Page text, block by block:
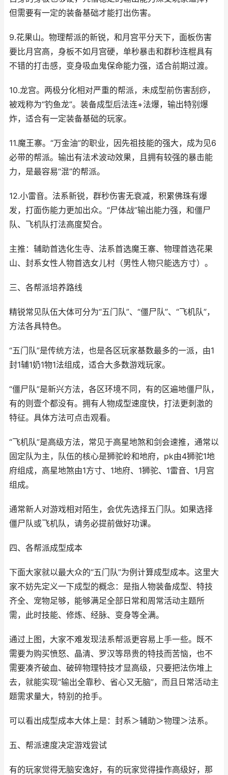
但需要有一定的装备基础才能打出伤害。
9.花果山。物理帮派的新锐，和月宫平分天下，面板伤害
要比月宫高，身板不如月宫硬，单秒暴击和群秒连棍具有
不错的打击感，变身吸血鬼保命能力强，适合前期过渡。
10.龙宫。两极分化相对严重的帮派，未成型前伤害刮痧，
被戏称为“钓鱼龙”。装备成型后法连+法爆，输出特别爆
炸，适合有一定装备基础的玩家。
11.魔王寨。“万金油”的职业，因先祖技能的强大，成为见6
必带的帮派。输出有法术波动效果，且拥有较强的暴击能
力，是最容易“混”的帮派。
12.小雷音。法系新锐，群秒伤害无衰减，积累佛珠有爆
发，打面伤能力更加出众。“尸体战”输出能力强，和僵尸
队、飞机队打法高度契合。
主推：辅助首选化生寺、法系首选魔王寨、物理首选花果
山、封系女性人物首选女儿村（男性人物只能选方寸）。
三、各帮派培养路线
精锐常见队伍大体可分为“五门队”、“僵尸队”、“飞机队”，
方法各具特色。
“五门队”是传统方法，也是各区玩家基数最多的一派，由1
封1辅1奶1物1法组成，适合大多数游戏玩家。
“僵尸队”是新兴方法，各区环境不同，有的区遍地僵尸队，
有的则壹个都没有。拥有人物成型速度快，打法更刺激的
特征。具体方法可点击观看。
“飞机队”是高级方法，常见于高星地煞和剑会速推，通常以
固定队为主，队伍的核心是狮驼岭和地府，pk由4狮驼1地
府组成，高星地煞由1方寸、1地府、1狮驼、1雷音、1月宫
组成。
通常新人对游戏相对陌生，会优先选择五门队。如果选择
僵尸队或飞机队，请务必提前做好功课。
四、各帮派成型成本
下面大家就以最大众的“五门队”为例计算成型成本。这里大
家不妨先定义一下成型的概念：是指人物装备成型、特技
齐全、宠物足够，能够满足全部日常和周常活动主题所
需，此时技能、修炼、经脉、变身等全满。
通过上图，大家不难发现法系帮派更容易上手一些。既不
需要为购买愤怒、晶清、罗汉等昂贵的特技而苦恼，也不
需要凑齐破血、破碎物理特技才显高级，只要把法伤堆上
去，就能实现“输出全靠秒、省心又无脑”，而且日常活动主
题需求量大，特别的抢手。
可以看出成型成本大体上是：封系＞辅助＞物理＞法系。
五、帮派速度决定游戏尝试
有的玩家觉得无脑安逸好，有的玩家觉得操作高级好，那